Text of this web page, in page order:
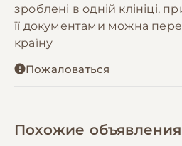
зроблені в одній клініці,
її документами можна
країну
Пожаловаться
Похожие объявления